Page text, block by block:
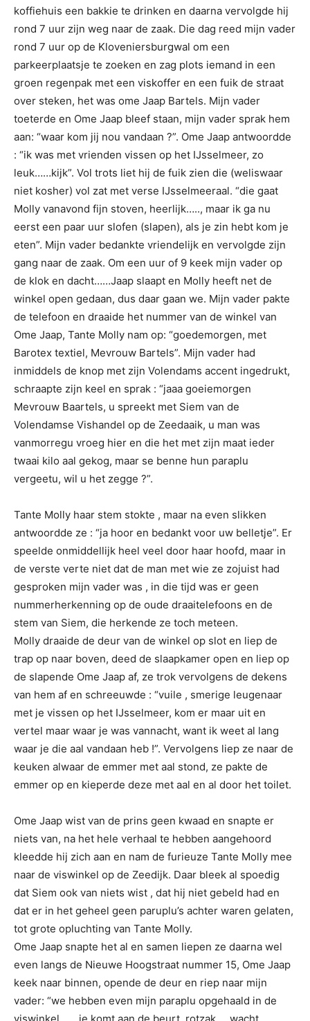
koffiehuis een bakkie te drinken en daarna vervolgde hij
rond 7 uur zijn weg naar de zaak. Die dag reed mijn vader
rond 7 uur op de Kloveniersburgwal om een
parkeerplaatsje te zoeken en zag plots iemand in een
groen regenpak met een viskoffer en een fuik de straat
over steken, het was ome Jaap Bartels. Mijn vader
toeterde en Ome Jaap bleef staan, mijn vader sprak hem
aan: “waar kom jij nou vandaan ?”. Ome Jaap antwoordde
: “ik was met vrienden vissen op het IJsselmeer, zo
leuk……kijk”. Vol trots liet hij de fuik zien die (weliswaar
niet kosher) vol zat met verse IJsselmeeraal. “die gaat
Molly vanavond fijn stoven, heerlijk….., maar ik ga nu
eerst een paar uur slofen (slapen), als je zin hebt kom je
eten”. Mijn vader bedankte vriendelijk en vervolgde zijn
gang naar de zaak. Om een uur of 9 keek mijn vader op
de klok en dacht……Jaap slaapt en Molly heeft net de
winkel open gedaan, dus daar gaan we. Mijn vader pakte
de telefoon en draaide het nummer van de winkel van
Ome Jaap, Tante Molly nam op: “goedemorgen, met
Barotex textiel, Mevrouw Bartels”. Mijn vader had
inmiddels de knop met zijn Volendams accent ingedrukt,
schraapte zijn keel en sprak : “jaaa goeiemorgen
Mevrouw Baartels, u spreekt met Siem van de
Volendamse Vishandel op de Zeedaaik, u man was
vanmorregu vroeg hier en die het met zijn maat ieder
twaai kilo aal gekog, maar se benne hun paraplu
vergeetu, wil u het zegge ?”.
Tante Molly haar stem stokte , maar na even slikken
antwoordde ze : “ja hoor en bedankt voor uw belletje”. Er
speelde onmiddellijk heel veel door haar hoofd, maar in
de verste verte niet dat de man met wie ze zojuist had
gesproken mijn vader was , in die tijd was er geen
nummerherkenning op de oude draaitelefoons en de
stem van Siem, die herkende ze toch meteen.
Molly draaide de deur van de winkel op slot en liep de
trap op naar boven, deed de slaapkamer open en liep op
de slapende Ome Jaap af, ze trok vervolgens de dekens
van hem af en schreeuwde : “vuile , smerige leugenaar
met je vissen op het IJsselmeer, kom er maar uit en
vertel maar waar je was vannacht, want ik weet al lang
waar je die aal vandaan heb !”. Vervolgens liep ze naar de
keuken alwaar de emmer met aal stond, ze pakte de
emmer op en kieperde deze met aal en al door het toilet.
Ome Jaap wist van de prins geen kwaad en snapte er
niets van, na het hele verhaal te hebben aangehoord
kleedde hij zich aan en nam de furieuze Tante Molly mee
naar de viswinkel op de Zeedijk. Daar bleek al spoedig
dat Siem ook van niets wist , dat hij niet gebeld had en
dat er in het geheel geen paruplu’s achter waren gelaten,
tot grote opluchting van Tante Molly.
Ome Jaap snapte het al en samen liepen ze daarna wel
even langs de Nieuwe Hoogstraat nummer 15, Ome Jaap
keek naar binnen, opende de deur en riep naar mijn
vader: “we hebben even mijn paraplu opgehaald in de